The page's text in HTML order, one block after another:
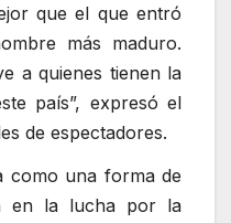
que el que entró
más maduro.
a quienes tienen la
país”, expresó el
de espectadores.
como una forma de
en la lucha por la